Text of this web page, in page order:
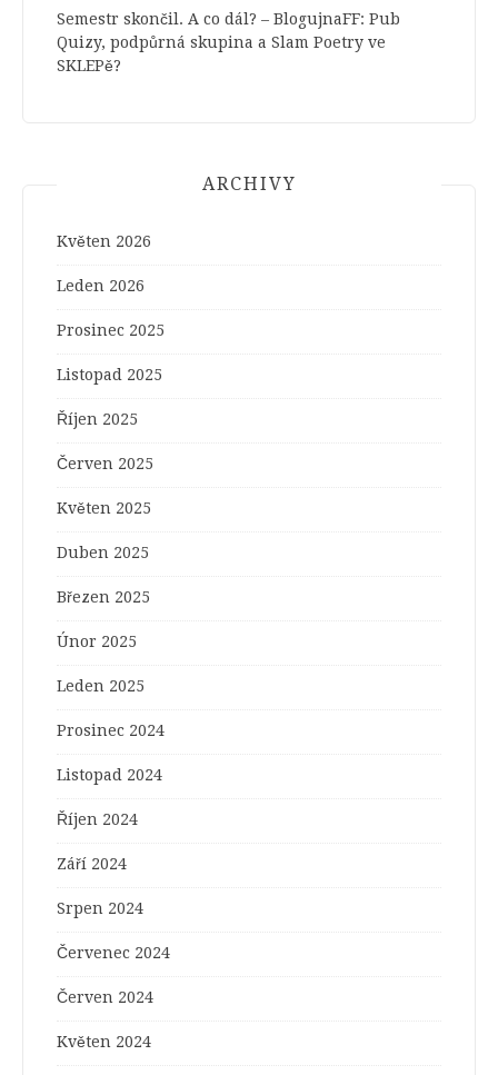
Semestr skončil. A co dál? – BlogujnaFF: Pub
Quizy, podpůrná skupina a Slam Poetry ve
SKLEPě?
ARCHIVY
Květen 2026
Leden 2026
Prosinec 2025
Listopad 2025
Říjen 2025
Červen 2025
Květen 2025
Duben 2025
Březen 2025
Únor 2025
Leden 2025
Prosinec 2024
Listopad 2024
Říjen 2024
Září 2024
Srpen 2024
Červenec 2024
Červen 2024
Květen 2024